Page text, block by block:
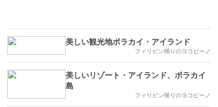
美しい観光地ボラカイ・アイランド
フィリピン帰りのヨコピーノ
美しいリゾート・アイランド、ボラカイ
島
フィリピン帰りのヨコピーノ